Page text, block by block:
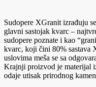
Sudopere XGranit izrađuju
glavni sastojak kvarc –
sudopere poznate i kao
kvarc, koji čini 80% sastava
uslovima meša se sa
Krajnji proizvod je materijal
odaje utisak prirodnog